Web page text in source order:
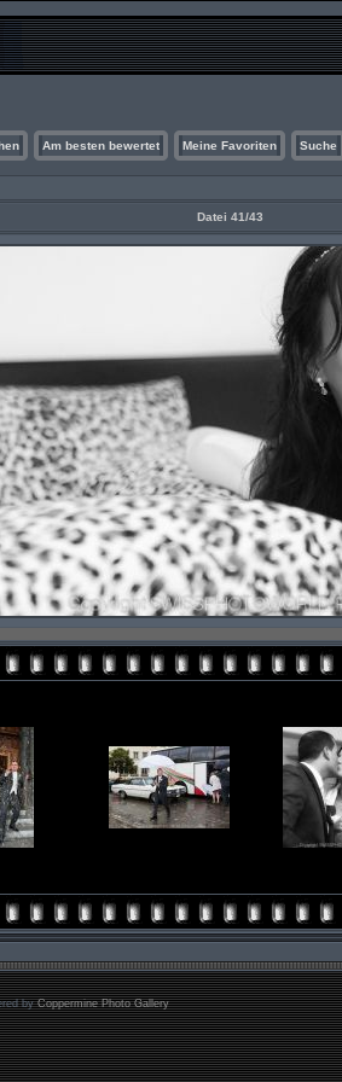
Am besten bewertet Meine Favoriten Suche
Datei 41/43
byCoppermine Photo Gallery